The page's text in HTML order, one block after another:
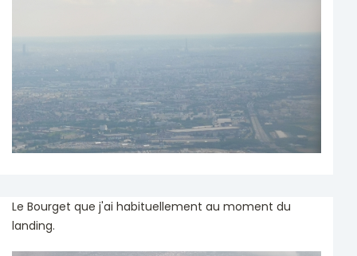
Le Bourget que j'ai habituellement au moment du
landing.